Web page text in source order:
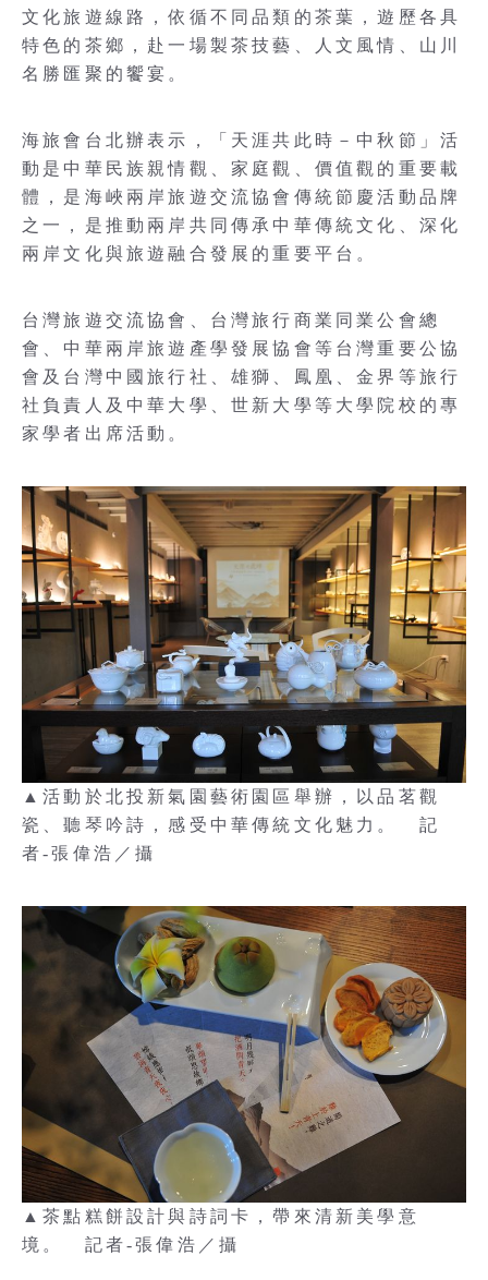
文化旅遊線路，依循不同品類的茶葉，遊歷各具
特色的茶鄉，赴一場製茶技藝、人文風情、山川
名勝匯聚的饗宴。
海旅會台北辦表示，「天涯共此時－中秋節」活
動是中華民族親情觀、家庭觀、價值觀的重要載
體，是海峽兩岸旅遊交流協會傳統節慶活動品牌
之一，是推動兩岸共同傳承中華傳統文化、深化
兩岸文化與旅遊融合發展的重要平台。
台灣旅遊交流協會、台灣旅行商業同業公會總
會、中華兩岸旅遊產學發展協會等台灣重要公協
會及台灣中國旅行社、雄獅、鳳凰、金界等旅行
社負責人及中華大學、世新大學等大學院校的專
家學者出席活動。
▲活動於北投新氣園藝術園區舉辦，以品茗觀
瓷、聽琴吟詩，感受中華傳統文化魅力。 記
者-張偉浩／攝
▲茶點糕餅設計與詩詞卡，帶來清新美學意
境。 記者-張偉浩／攝